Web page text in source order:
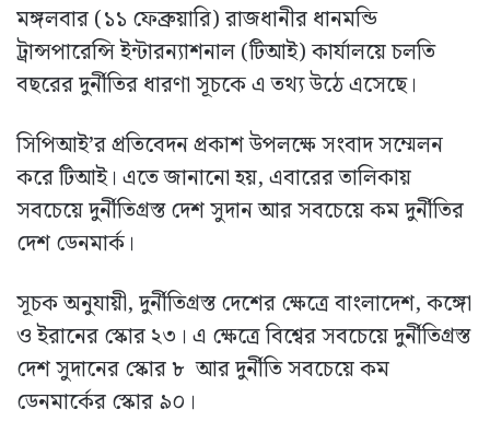
মঙ্গলবার (১১ ফেব্রুয়ারি) রাজধানীর ধানমন্ডি
ট্রান্সপারেন্সি ইন্টারন্যাশনাল (টিআই) কার্যালয়ে চলতি
বছরের দুর্নীতির ধারণা সূচকে এ তথ্য উঠে এসেছে।
সিপিআই’র প্রতিবেদন প্রকাশ উপলক্ষে সংবাদ সম্মেলন
করে টিআই। এতে জানানো হয়, এবারের তালিকায়
সবচেয়ে দুর্নীতিগ্রস্ত দেশ সুদান আর সবচেয়ে কম দুর্নীতির
দেশ ডেনমার্ক।
সূচক অনুযায়ী, দুর্নীতিগ্রস্ত দেশের ক্ষেত্রে বাংলাদেশ, কঙ্গো
ও ইরানের স্কোর ২৩। এ ক্ষেত্রে বিশ্বের সবচেয়ে দুর্নীতিগ্রস্ত
দেশ সুদানের স্কোর ৮ আর দুর্নীতি সবচেয়ে কম
ডেনমার্কের স্কোর ৯০।